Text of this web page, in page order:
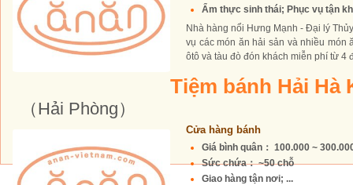
Ẩm thực sinh thái; Phục vụ tận
Nhà hàng nổi Hưng Mạnh - Đại lý
vụ các món ăn hải sản và nhiều món
ôtô và tàu đò đón khách miễn phí từ 4
Tiệm bánh Hải Hà
（Hải Phòng）
Cửa hàng bánh
Giá bình quân： 100.000 ~
Sức chứa： ~50 chỗ
Giao hàng tận nơi; ...